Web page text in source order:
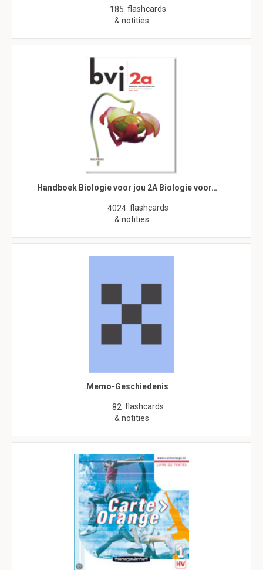
185 flashcards
& notities
Handboek Biologie voor jou 2A Biologie voor…
4024 flashcards
& notities
Memo-Geschiedenis
82 flashcards
& notities